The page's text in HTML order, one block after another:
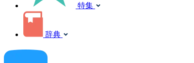
特集
辞典